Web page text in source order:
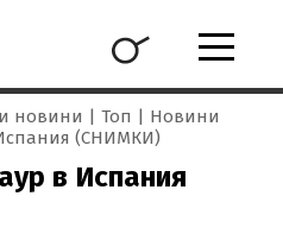
новини Топ
Новини
(СНИМКИ)
в Испания